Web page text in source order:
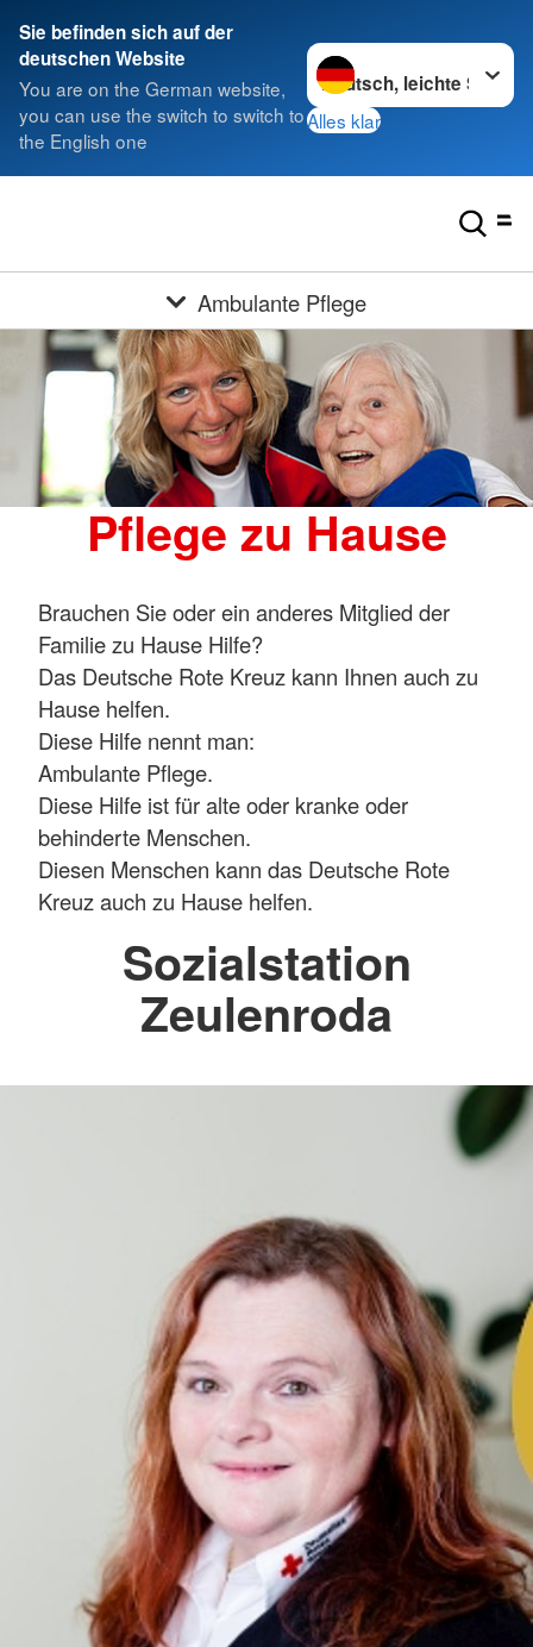
Sie befinden sich auf der
deutschen Website
You are on the German website,
you can use the switch to switch to
the English one
Sprache wechseln zu
Alles klar
Ambulante Pflege
Pflege zu Hause
Brauchen Sie oder ein anderes Mitglied der
Familie zu Hause Hilfe?
Das Deutsche Rote Kreuz kann Ihnen auch zu
Hause helfen.
Diese Hilfe nennt man:
Ambulante Pflege.
Diese Hilfe ist für alte oder kranke oder
behinderte Menschen.
Diesen Menschen kann das Deutsche Rote
Kreuz auch zu Hause helfen.
Sozialstation
Zeulenroda